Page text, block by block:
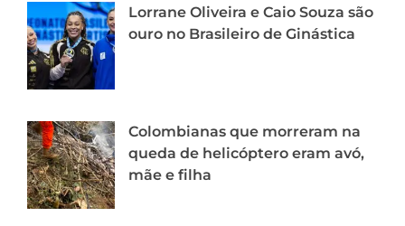
Lorrane Oliveira e Caio Souza são
ouro no Brasileiro de Ginástica
Colombianas que morreram na
queda de helicóptero eram avó,
mãe e filha